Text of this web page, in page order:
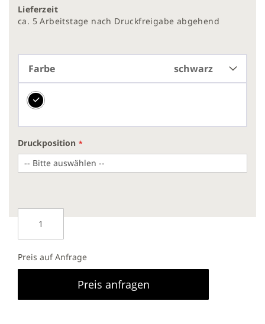
Lieferzeit
ca. 5 Arbeitstage nach Druckfreigabe abgehend
Farbe schwarz
Druckposition
Preis auf Anfrage
Preis anfragen